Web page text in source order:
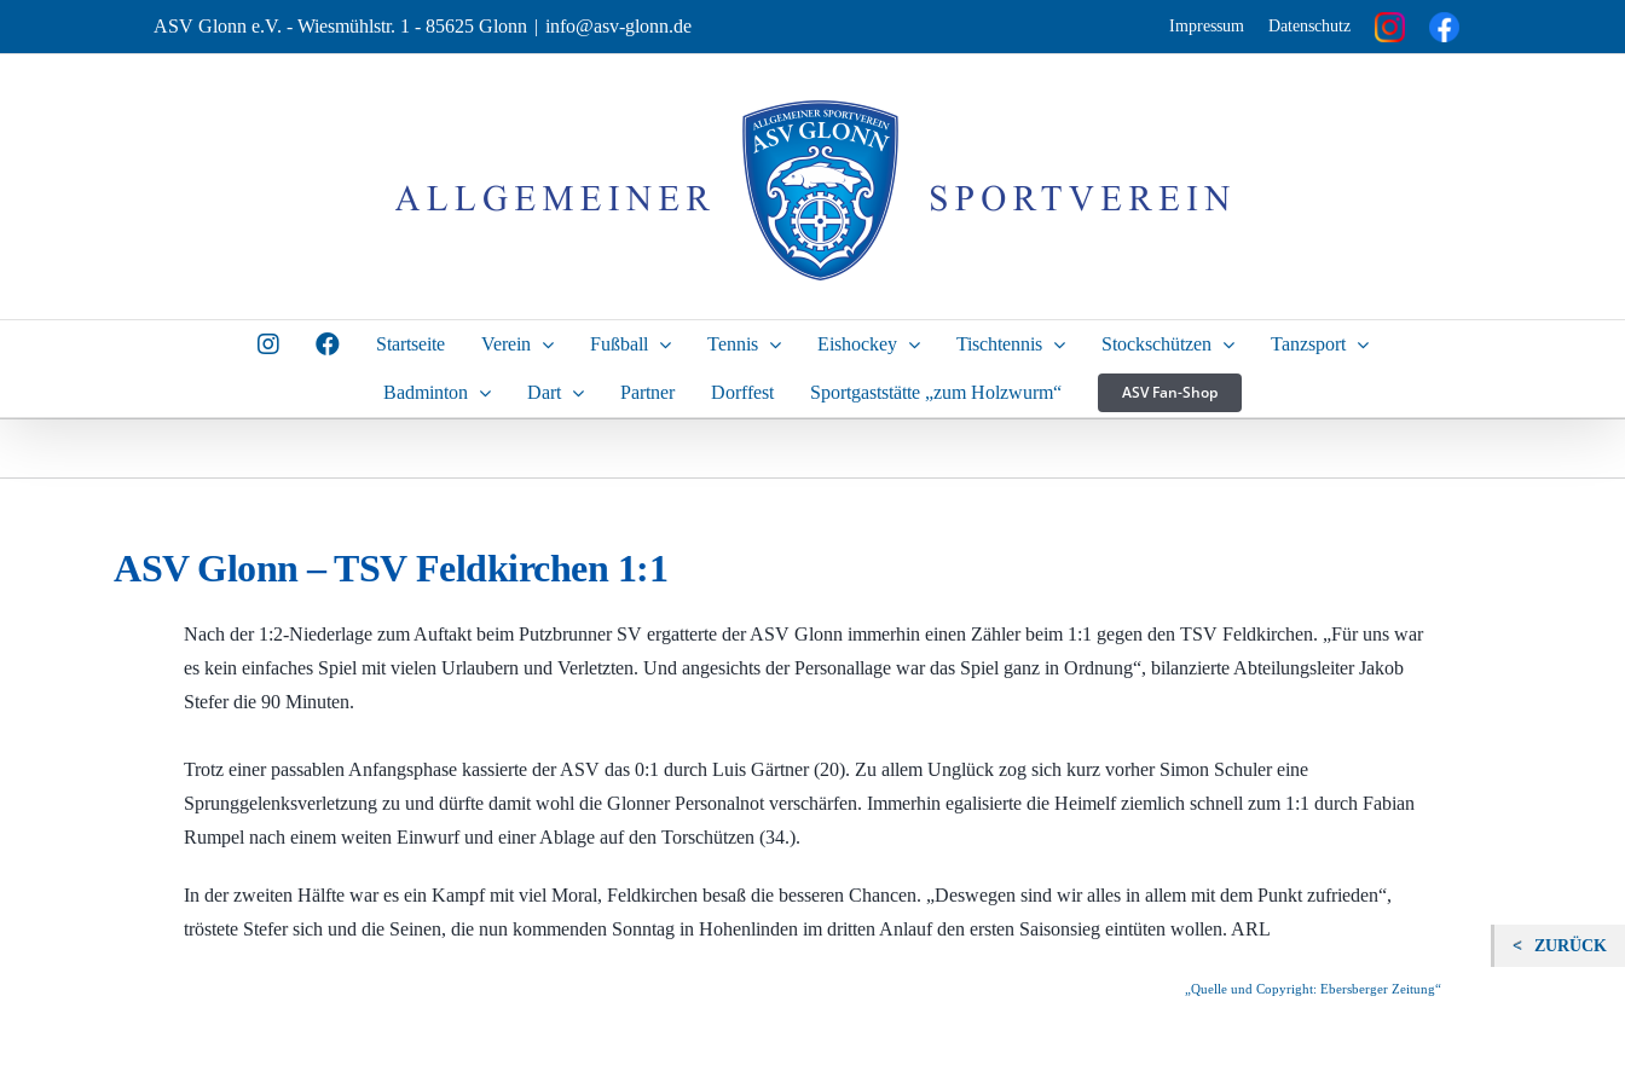
Inhalt
ASV Glonn e.V. - Wiesmühlstr. 1 - 85625 Glonn | info@asv-glonn.de Impressum Datenschutz
Startseite Verein Fußball Tennis Eishockey Tischtennis Stockschützen Tanzsport
Badminton Dart Partner Dorffest Sportgaststätte „zum Holzwurm“ ASV Fan-Shop
ASV Glonn – TSV Feldkirchen 1:1
Nach der 1:2-Niederlage zum Auftakt beim Putzbrunner SV ergatterte der ASV Glonn immerhin einen Zähler beim 1:1 gegen den TSV Feldkirchen. „Für uns war
es kein einfaches Spiel mit vielen Urlaubern und Verletzten. Und angesichts der Personallage war das Spiel ganz in Ordnung“, bilanzierte Abteilungsleiter Jakob
Stefer die 90 Minuten.
Trotz einer passablen Anfangsphase kassierte der ASV das 0:1 durch Luis Gärtner (20). Zu allem Unglück zog sich kurz vorher Simon Schuler eine
Sprunggelenksverletzung zu und dürfte damit wohl die Glonner Personalnot verschärfen. Immerhin egalisierte die Heimelf ziemlich schnell zum 1:1 durch Fabian
Rumpel nach einem weiten Einwurf und einer Ablage auf den Torschützen (34.).
In der zweiten Hälfte war es ein Kampf mit viel Moral, Feldkirchen besaß die besseren Chancen. „Deswegen sind wir alles in allem mit dem Punkt zufrieden“,
tröstete Stefer sich und die Seinen, die nun kommenden Sonntag in Hohenlinden im dritten Anlauf den ersten Saisonsieg eintüten wollen. ARL
„Quelle und Copyright: Ebersberger Zeitung“
ZURÜCK